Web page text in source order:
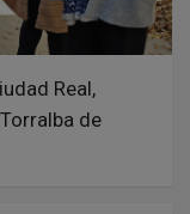
Real,
de